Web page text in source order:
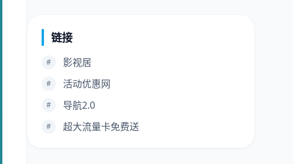
链接
# 影视居
# 活动优惠网
# 导航2.0
# 超大流量卡免费送